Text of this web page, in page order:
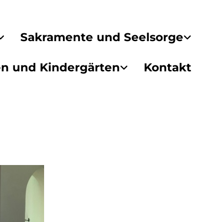
Sakramente und Seelsorge
und Kindergärten Kontakt